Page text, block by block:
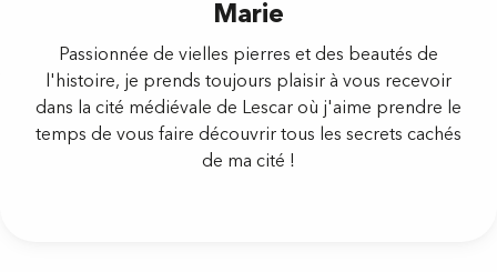
Marie
Passionnée de vielles pierres et des beautés de
l'histoire, je prends toujours plaisir à vous recevoir
dans la cité médiévale de Lescar où j'aime prendre le
temps de vous faire découvrir tous les secrets cachés
de ma cité !